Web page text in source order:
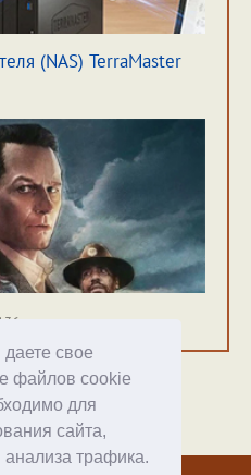
свое
файлов cookie
для
сайта,
трафика.
(NAS) TerraMaster
36